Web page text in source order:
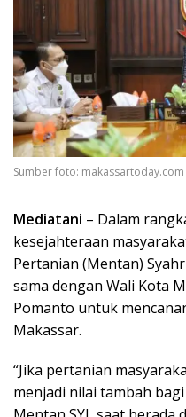
Sumber foto: makassartoday.com
Mediatani – Dalam
kesejahteraan
Pertanian (Mentan)
sama dengan Wali Kota
Pomanto untuk
Makassar.
“Jika pertanian
menjadi nilai tambah